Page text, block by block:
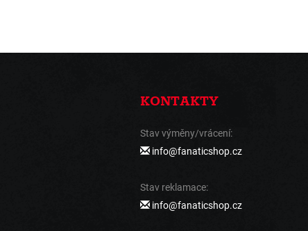
KONTAKTY
Stav výměny/vrácení:
info@fanaticshop.cz
Stav reklamace:
info@fanaticshop.cz